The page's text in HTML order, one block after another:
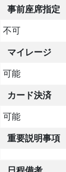
事前座席指定
不可
マイレージ
可能
カード決済
可能
重要説明事項